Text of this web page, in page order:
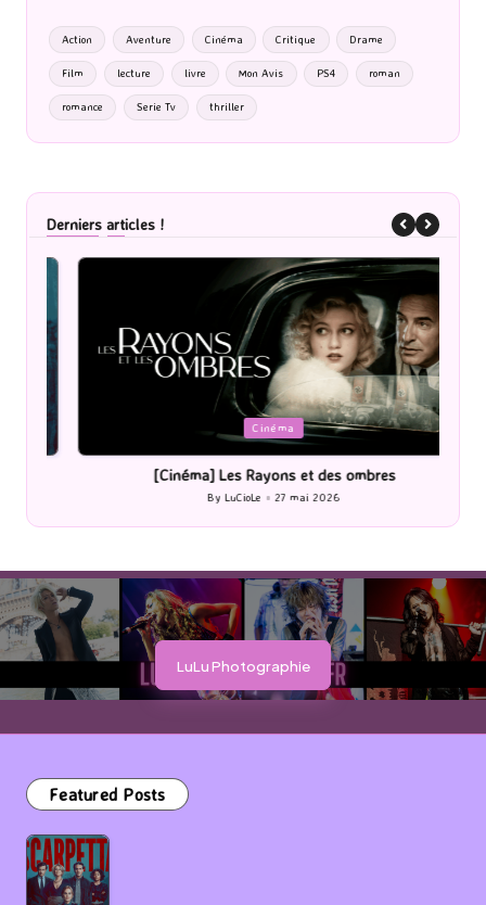
Action Aventure Cinéma Critique Drame
Film lecture livre Mon Avis PS4 roman
romance Serie Tv thriller
Derniers articles !
Cinéma
[Cinéma] Les Rayons et des ombres
by
LuCioLe 27 mai 2026
LuLu Photographie
Featured Posts